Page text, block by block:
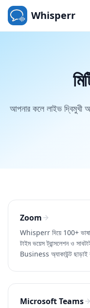
Whisperr
আপনার কলে লাইভ দ্বিমুখী
Zoom
Whisperr দিয়ে 100+
টাইম ভয়েস ট্রান্সলেশন ও
Business অ্যাকাউন্ট ছাড়াই
Microsoft Teams